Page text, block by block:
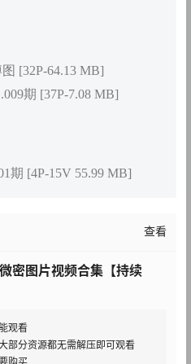
[32P-64.13 MB]
期 [37P-7.08 MB]
期 [4P-15V 55.99 MB]
查看
密图片视频合集【持续
观看
部分资源都无需解压即可观看